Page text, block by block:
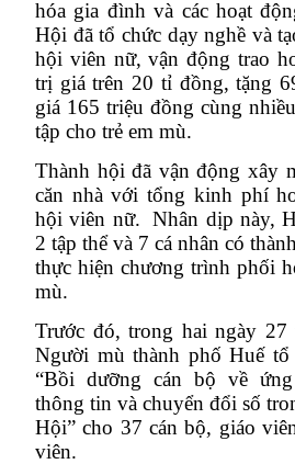
hóa gia đình và các hoạt
Hội đã tổ chức dạy nghề và
hội viên nữ, vận động trao
trị giá trên 20 tỉ đồng, tặng
giá 165 triệu đồng cùng
tập cho trẻ em mù.
Thành hội đã vận động xây
căn nhà với tổng kinh phí
hội viên nữ. Nhân dịp này,
2 tập thể và 7 cá nhân có
thực hiện chương trình phối
mù.
Trước đó, trong hai ngày
Người mù thành phố Huế tổ
“Bồi dưỡng cán bộ về
thông tin và chuyển đổi số
Hội” cho 37 cán bộ, giáo
viên.